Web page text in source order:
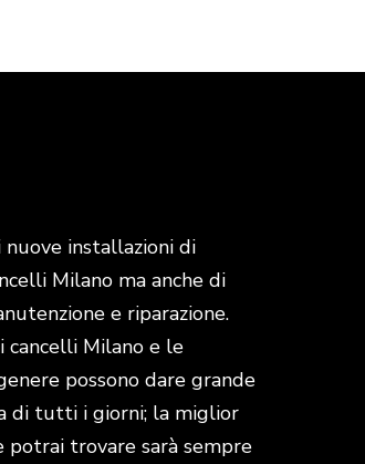
nuove installazioni di
Milano ma anche di
e riparazione.
cancelli Milano e le
possono dare grande
di tutti i giorni; la miglior
potrai trovare sarà sempre